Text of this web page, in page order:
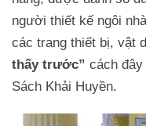
người thiết kế ngôi
các trang thiết bị, vật
thấy trước” cách đây
Sách Khải Huyền.